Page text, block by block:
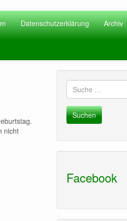
Datenschutzerklärung Archiv
nicht
Suche
nach:
Facebook